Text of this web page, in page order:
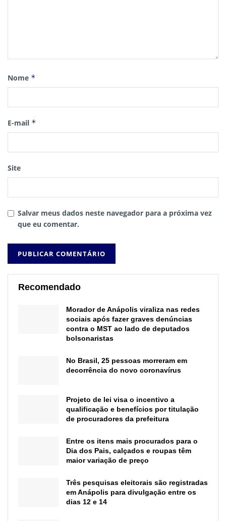
Nome *
E-mail *
Site
Salvar meus dados neste navegador para a próxima vez
que eu comentar.
Recomendado
Morador de Anápolis viraliza nas redes
sociais após fazer graves denúncias
contra o MST ao lado de deputados
bolsonaristas
No Brasil, 25 pessoas morreram em
decorrência do novo coronavírus
Projeto de lei visa o incentivo a
qualificação e benefícios por titulação
de procuradores da prefeitura
Entre os itens mais procurados para o
Dia dos Pais, calçados e roupas têm
maior variação de preço
Três pesquisas eleitorais são registradas
em Anápolis para divulgação entre os
dias 12 e 14